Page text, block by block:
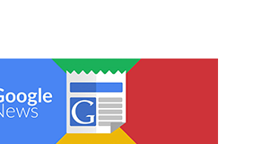
На Львівщині розпочали прийом
документів на відшкодування
вартості племінних нетелей